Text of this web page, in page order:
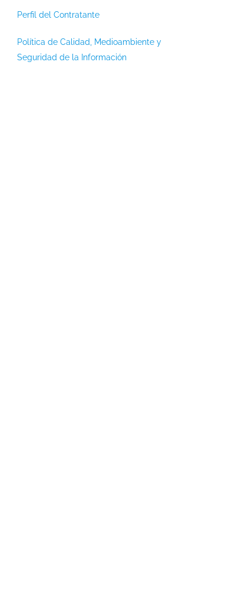
Perfil del Contratante
Política de Calidad, Medioambiente y
Seguridad de la Información